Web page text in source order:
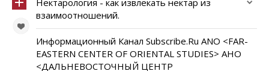
Нектарология - как извлекать нектар из
взаимоотношений.
Информационный Канал Subscribe.Ru ANO <FAR-
EASTERN CENTER OF ORIENTAL STUDIES> АНО
<ДАЛЬНЕВОСТОЧНЫЙ ЦЕНТР